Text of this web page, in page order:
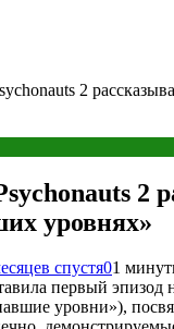
2
2
уровнях»
спустя01
первый эпизод
уровни»),